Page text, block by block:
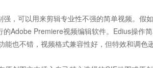
，可以用来剪辑专业性不强的简单视频。假
Adobe Premiere视频编辑软件。Edius操作
也不错，视频格式兼容性好，但特效和调色